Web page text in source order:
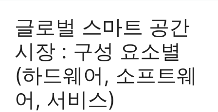
글로벌 스마트 공간
시장 : 구성 요소별
(하드웨어, 소프트웨
어, 서비스)